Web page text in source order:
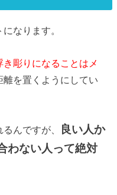
なります。
彫りになることはメ
を置くようにしてい
んですが、
良い人か
わない人って絶対